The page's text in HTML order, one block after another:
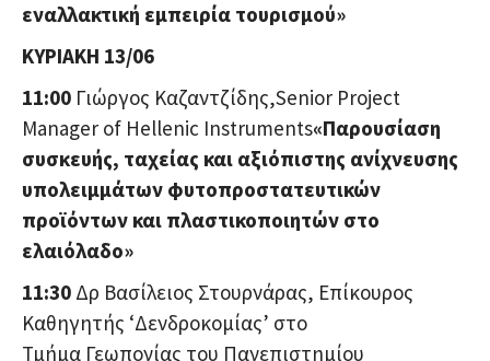
εναλλακτική εμπειρία τουρισμού»
ΚΥΡΙΑΚΗ 13/06
11:00 Γιώργος Καζαντζίδης,Senior Project
Manager of Hellenic Instruments«Παρουσίαση
συσκευής, ταχείας και αξιόπιστης ανίχνευσης
υπολειμμάτων φυτοπροστατευτικών
προϊόντων και πλαστικοποιητών στο
ελαιόλαδο»
11:30 Δρ Βασίλειος Στουρνάρας, Επίκουρος
Καθηγητής ‘Δενδροκομίας’ στο
Τμήμα Γεωπονίας του Πανεπιστημίου